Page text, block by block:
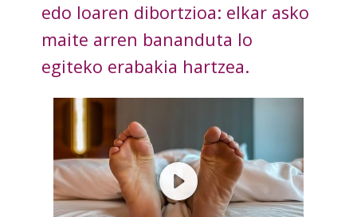
edo loaren dibortzioa: elkar asko
maite arren bananduta lo
egiteko erabakia hartzea.